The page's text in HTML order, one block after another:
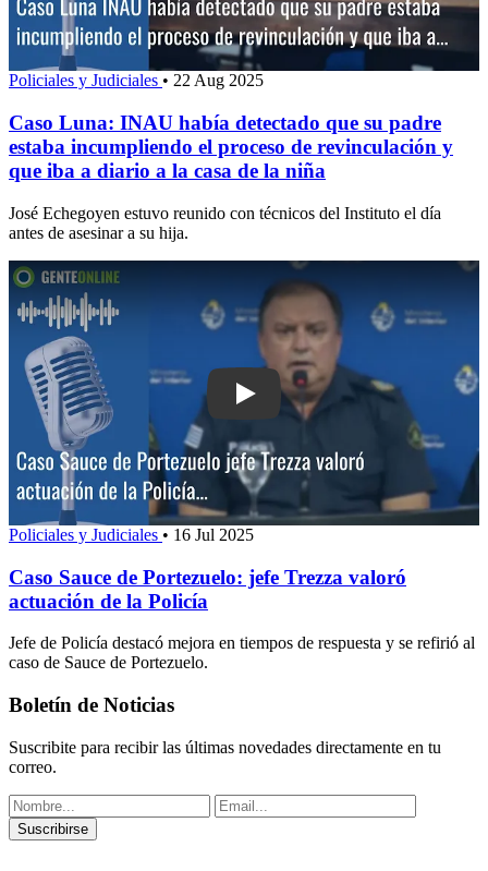
Policiales y Judiciales • 22 Aug 2025
Caso Luna: INAU había detectado que su padre
estaba incumpliendo el proceso de revinculación y
que iba a diario a la casa de la niña
José Echegoyen estuvo reunido con técnicos del Instituto el día
antes de asesinar a su hija.
Play: Caso Sauce de Portezuelo: jefe
Policiales y Judiciales • 16 Jul 2025
Caso Sauce de Portezuelo: jefe Trezza valoró
actuación de la Policía
Jefe de Policía destacó mejora en tiempos de respuesta y se refirió al
caso de Sauce de Portezuelo.
Boletín de Noticias
Suscribite para recibir las últimas novedades directamente en tu
correo.
Suscribirse